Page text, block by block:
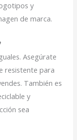
y
de marca.
Asegúrate
resistente para
También es
y
sea